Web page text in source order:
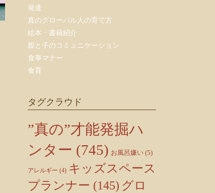
発達
真のグローバル人の育て方
絵本・書籍紹介
親と子のコミュニケーション
食事マナー
食育
タグクラウド
”真の”才能発掘ハ
ンター (745) お風呂嫌い (5)
アレルギー (4) キッズスペース
プランナー (145) グロ